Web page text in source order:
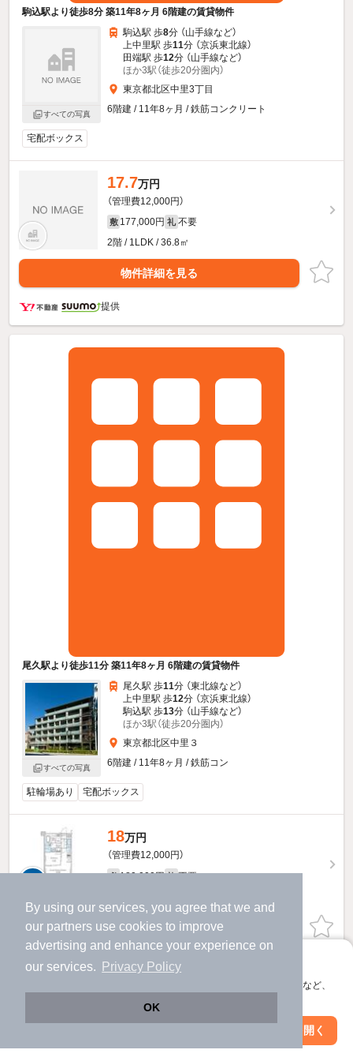
By using our services, you agree that we and
our partners use cookies to improve
advertising and enhance your experience on
our services.
Privacy Policy
OK
アプリに切り替えて、サクサクお部屋探し
会員登録なしですぐ使える。マップ検索やお気に入り保存など、
アプリを開く
駒込駅より徒歩8分 築11年8ヶ月 6階建の賃貸物件
すべての写真
駒込駅 歩8分 （山手線など）
上中里駅 歩11分 （京浜東北線）
田端駅 歩12分 （山手線など）
ほか3駅（徒歩20分圏内）
東京都北区中里3丁目
6階建 / 11年8ヶ月 / 鉄筋コンクリート
宅配ボックス
17.7万円
（管理費12,000円）
敷 177,000円 礼 不要
2階 / 1LDK / 36.8㎡
物件詳細を見る
提供
尾久駅より徒歩11分 築11年8ヶ月 6階建の賃貸物件
すべての写真
尾久駅 歩11分 （東北線など）
上中里駅 歩12分 （京浜東北線）
駒込駅 歩13分 （山手線など）
ほか3駅（徒歩20分圏内）
東京都北区中里３
6階建 / 11年8ヶ月 / 鉄筋コン
駐輪場あり 宅配ボックス
18万円
（管理費12,000円）
敷 180,000円 礼 不要
お問い合わせ（無料）
提供
絞り込み条件を変更